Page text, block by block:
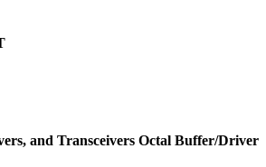
and Transceivers Octal Buffer/Driver